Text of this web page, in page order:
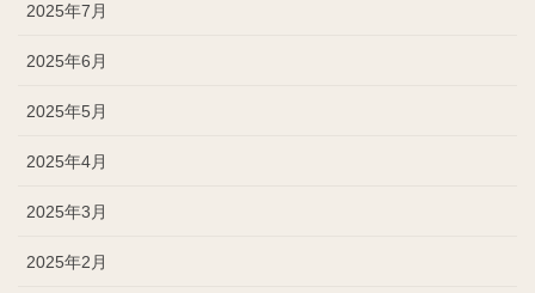
2025年7月
2025年6月
2025年5月
2025年4月
2025年3月
2025年2月